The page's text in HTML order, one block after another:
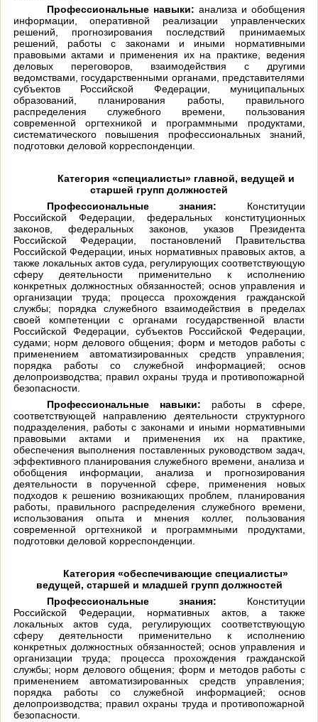
Профессиональные навыки: анализа и обобщения
информации, оперативной реализации управленческих
решений, прогнозирования последствий принимаемых
решений, работы с законами и иными нормативными
правовыми актами и применения их на практике, ведения
деловых переговоров, взаимодействия с другими
ведомствами, государственными органами, представителями
субъектов Российской Федерации, муниципальных
образований, планирования работы, правильного
распределения служебного времени, пользования
современной оргтехникой и программными продуктами,
систематического повышения профессиональных знаний,
подготовки деловой корреспонденции.
Категория «специалисты» главной, ведущей и
старшей групп должностей
Профессиональные знания: Конституции
Российской Федерации, федеральных конституционных
законов, федеральных законов, указов Президента
Российской Федерации, постановлений Правительства
Российской Федерации, иных нормативных правовых актов, а
также локальных актов суда, регулирующих соответствующую
сферу деятельности применительно к исполнению
конкретных должностных обязанностей; основ управления и
организации труда; процесса прохождения гражданской
службы; порядка служебного взаимодействия в пределах
своей компетенции с органами государственной власти
Российской Федерации, субъектов Российской Федерации,
судами; норм делового общения; форм и методов работы с
применением автоматизированных средств управления;
порядка работы со служебной информацией; основ
делопроизводства; правил охраны труда и противопожарной
безопасности.
Профессиональные навыки: работы в сфере,
соответствующей направлению деятельности структурного
подразделения, работы с законами и иными нормативными
правовыми актами и применения их на практике,
обеспечения выполнения поставленных руководством задач,
эффективного планирования служебного времени, анализа и
обобщения информации, анализа и прогнозирования
деятельности в порученной сфере, применения новых
подходов к решению возникающих проблем, планирования
работы, правильного распределения служебного времени,
использования опыта и мнения коллег, пользования
современной оргтехникой и программными продуктами,
подготовки деловой корреспонденции.
Категория «обеспечивающие специалисты»
ведущей, старшей и младшей групп должностей
Профессиональные знания: Конституции
Российской Федерации, нормативных актов, а также
локальных актов суда, регулирующих соответствующую
сферу деятельности применительно к исполнению
конкретных должностных обязанностей; основ управления и
организации труда; процесса прохождения гражданской
службы; норм делового общения; форм и методов работы с
применением автоматизированных средств управления;
порядка работы со служебной информацией; основ
делопроизводства; правил охраны труда и противопожарной
безопасности.